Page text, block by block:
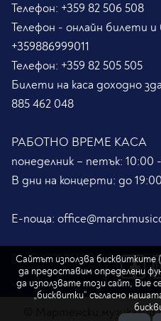
Сайтът използва бисквитките
да предоставим определени
да използвате този сайт, Вие
„бисквитки“ съгласно
Телефон: +359 82 506 508
Телефон - онлайн билети
+359886999011
Телефон: +359 82 505 505
Билети на каса доходно
885 462 048
РАБОТНО ВРЕМЕ КАСА
понеделник – петък: 10:00
В дни на концерти: до
Е-поща:
© Мартенски музикални